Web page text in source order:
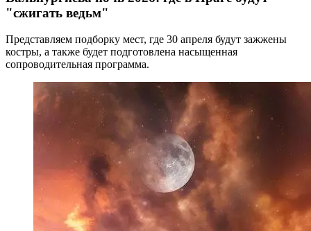
"сжигать ведьм"
Представляем подборку мест, где 30 апреля будут зажжены
костры, а также будет подготовлена насыщенная
сопроводительная программа.